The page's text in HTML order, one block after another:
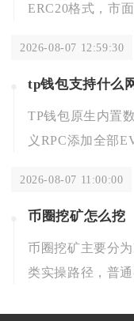
ERC20格式，市
2026-08-07 12:59:30
tp钱包支持什么
TP钱包原生内置
义RPC添加全部
2026-08-07 11:00:00
币圈挖矿怎么挖
币圈挖矿主要分
类实操路径，普